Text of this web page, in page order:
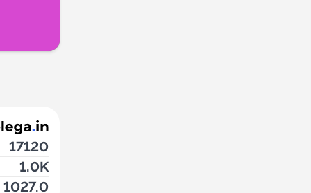
17120
1.0K
1027.0